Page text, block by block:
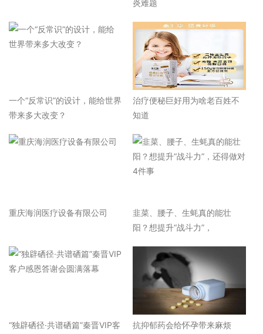
炎难题
一个“反常识”的设计，能给世界
带来多大改变？
治疗便秘巨好用为啥老百姓不
知道
重庆海润医疗设备有限公司
韭菜、腰子、生蚝真的能壮
阳？想提升“战斗力”，
“独辟硒径·共谱硒篇”秦晋VIP客
抗抑郁药会给怀孕带来麻烦